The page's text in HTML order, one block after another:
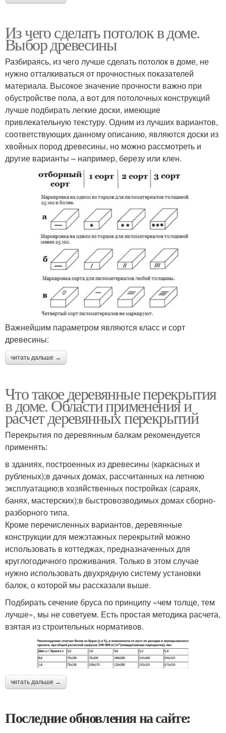
Из чего сделать потолок в доме.
Выбор древесины
Разбираясь, из чего лучше сделать потолок в доме, не
нужно отталкиваться от прочностных показателей
материала. Высокое значение прочности важно при
обустройстве пола, а вот для потолочных конструкций
лучше подбирать легкие доски, имеющие
привлекательную текстуру. Одним из лучших вариантов,
соответствующих данному описанию, являются доски из
хвойных пород древесины, но можно рассмотреть и
другие варианты – например, березу или клен.
Важнейшим параметром являются класс и сорт
древесины:
читать дальше →
Что такое деревянные перекрытия
в доме. Области применения и
расчет деревянных перекрытий
Перекрытия по деревянным балкам рекомендуется
применять:
в зданиях, построенных из древесины (каркасных и
рубленых);в дачных домах, рассчитанных на летнюю
эксплуатацию;в хозяйственных постройках (сараях,
банях, мастерских);в быстровозводимых домах сборно-
разборного типа.
Кроме перечисленных вариантов, деревянные
конструкции для межэтажных перекрытий можно
использовать в коттеджах, предназначенных для
круглогодичного проживания. Только в этом случае
нужно использовать двухрядную систему установки
балок, о которой мы рассказали выше.
Подбирать сечение бруса по принципу «чем толще, тем
лучше», мы не советуем. Есть простая методика расчета,
взятая из строительных нормативов.
читать дальше →
Последние обновления на сайте: